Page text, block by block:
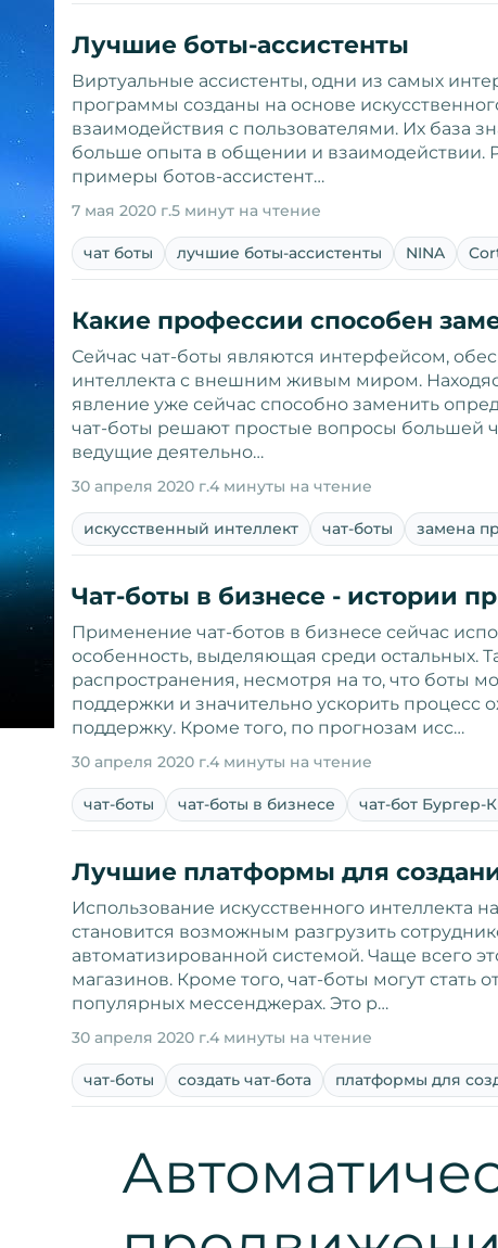
Лучшие боты-ассистенты
Виртуальные ассистенты, одни из самых
программы созданы на основе
взаимодействия с пользователями. Их база
больше опыта в общении и взаимодействии.
примеры ботов-ассистент…
7 мая 2020 г.5 минут на чтение
чат боты лучшие боты-ассистенты NINA
Какие профессии способен
Сейчас чат-боты являются интерфейсом,
интеллекта с внешним живым миром.
явление уже сейчас способно заменить
чат-боты решают простые вопросы большей
ведущие деятельно…
30 апреля 2020 г.4 минуты на чтение
искусственный интеллект чат-боты замена
Чат-боты в бизнесе - истории
Применение чат-ботов в бизнесе сейчас
особенность, выделяющая среди остальных.
распространения, несмотря на то, что боты
поддержки и значительно ускорить
поддержку. Кроме того, по прогнозам исс…
30 апреля 2020 г.4 минуты на чтение
чат-боты чат-боты в бизнесе чат-бот Бургер-
Лучшие платформы для
Использование искусственного интеллекта
становится возможным разгрузить
автоматизированной системой. Чаще всего
магазинов. Кроме того, чат-боты могут
популярных мессенджерах. Это р…
30 апреля 2020 г.4 минуты на чтение
чат-боты создать чат-бота платформы для